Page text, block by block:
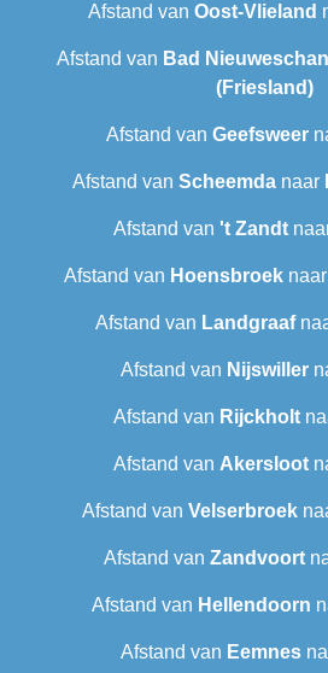
Afstand van Oost-Vlieland
Afstand van Bad
(Friesland)
Afstand van Geefsweer
Afstand van Scheemdanaar
Afstand van 't Zandt
Afstand van Hoensbroek naar
Afstand van Landgraaf
Afstand van Nijswiller
Afstand van Rijckholt
Afstand van Akersloot
Afstand van Velserbroek
Afstand van Zandvoort
Afstand van Hellendoorn
Afstand van Eemnes